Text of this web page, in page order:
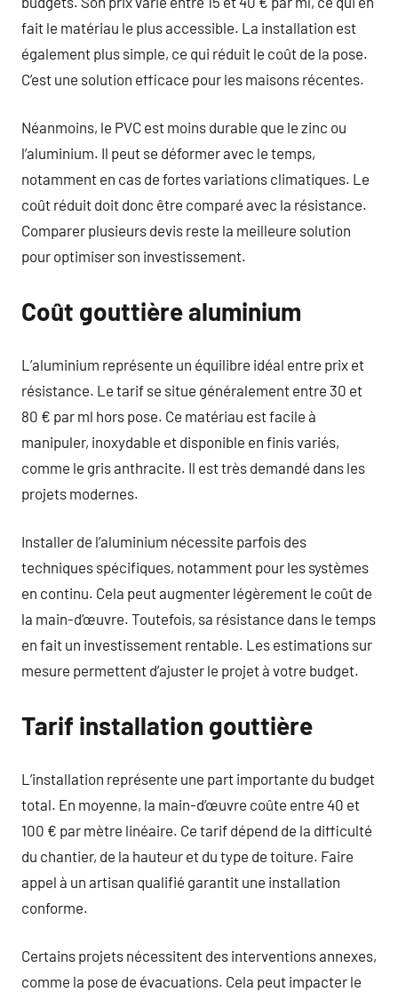
fait le matériau le plus accessible. La installation est
également plus simple, ce qui réduit le coût de la pose.
C’est une solution efficace pour les maisons récentes.
Néanmoins, le PVC est moins durable que le zinc ou
l’aluminium. Il peut se déformer avec le temps,
notamment en cas de fortes variations climatiques. Le
coût réduit doit donc être comparé avec la résistance.
Comparer plusieurs devis reste la meilleure solution
pour optimiser son investissement.
Coût gouttière aluminium
L’aluminium représente un équilibre idéal entre prix et
résistance. Le tarif se situe généralement entre 30 et
80 € par ml hors pose. Ce matériau est facile à
manipuler, inoxydable et disponible en finis variés,
comme le gris anthracite. Il est très demandé dans les
projets modernes.
Installer de l’aluminium nécessite parfois des
techniques spécifiques, notamment pour les systèmes
en continu. Cela peut augmenter légèrement le coût de
la main-d’œuvre. Toutefois, sa résistance dans le temps
en fait un investissement rentable. Les estimations sur
mesure permettent d’ajuster le projet à votre budget.
Tarif installation gouttière
L’installation représente une part importante du budget
total. En moyenne, la main-d’œuvre coûte entre 40 et
100 € par mètre linéaire. Ce tarif dépend de la difficulté
du chantier, de la hauteur et du type de toiture. Faire
appel à un artisan qualifié garantit une installation
conforme.
Certains projets nécessitent des interventions annexes,
comme la pose de évacuations. Cela peut impacter le